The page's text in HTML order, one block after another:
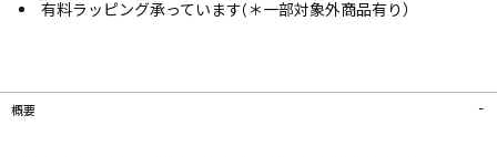
有料ラッピング承っています(＊一部対象外商品有り）
概要